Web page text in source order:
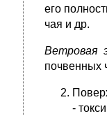
его
чая и др.
Ветровая
почвенных
-